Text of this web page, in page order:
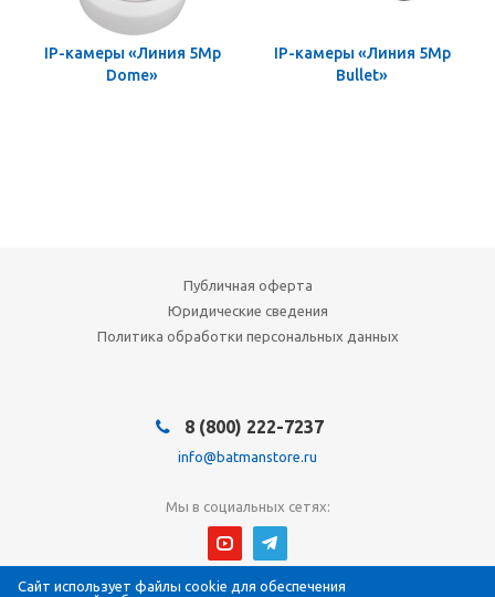
IP-камеры «Линия 5Mp
Dome»
IP-камеры «Линия 5Mp
Bullet»
Публичная оферта
Юридические сведения
Политика обработки персональных данных
8 (800) 222-7237
info@batmanstore.ru
Мы в социальных сетях:
© 2026 БэтмэнМагазин (BatmanStore)
Сайт использует файлы cookie для обеспечения